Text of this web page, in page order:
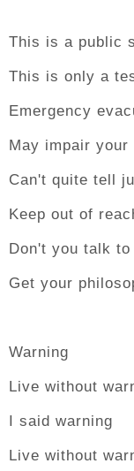
This is a public
This is only a
Emergency
May impair
Can't quite tell
Keep out of
Don't you talk
Get your
Warning
Live without
I said warning
Live without